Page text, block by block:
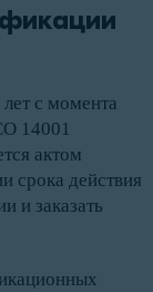
с момента
14001
актом
срока действия
и заказать